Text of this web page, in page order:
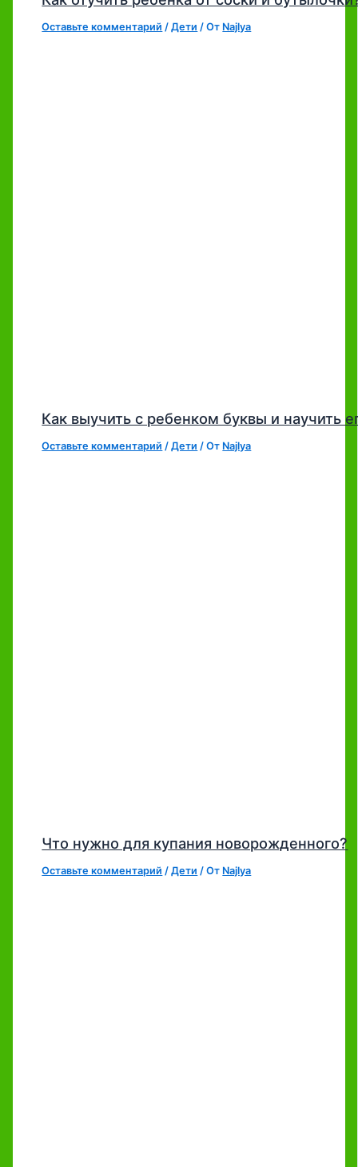
Оставьте комментарий /Дети / От Najlya
Как выучить с ребенком буквы и научить
Оставьте комментарий /Дети / От Najlya
Что нужно для купания новорожденного?
Оставьте комментарий /Дети / От Najlya